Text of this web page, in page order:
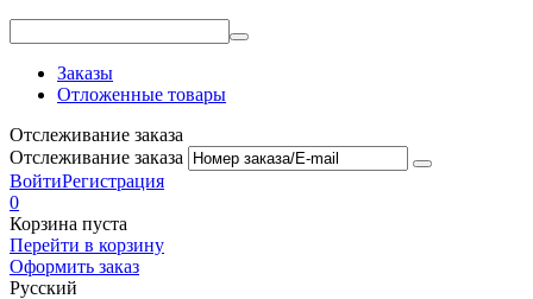
Заказы
Отложенные товары
Отслеживание заказа
Отслеживание заказа
ВойтиРегистрация
0
Корзина пуста
Перейти в корзину
Оформить заказ
Русский